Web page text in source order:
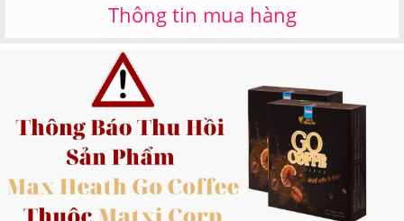
Thông tin mua hàng